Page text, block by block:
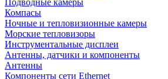
Подводные камеры
Компасы
Ночные и тепловизионные камеры
Морские тепловизоры
Инструментальные дисплеи
Антенны, датчики и компоненты
Антенны
Компоненты сети Ethernet